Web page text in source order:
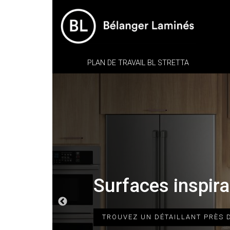
PLAN DE TRAVAIL BL STRETTA
Surfaces
TROUVEZ UN DÉTAILLANT PRÈS
Surfaces
TROUVEZ UN DÉTAILLANT PRÈS
Surfaces
TROUVEZ UN DÉTAILLANT PRÈS
Des surfaces
signées BL
TROUVEZ UN DÉTAILLANT PRÈS